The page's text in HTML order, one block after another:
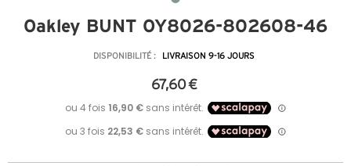
Oakley BUNT OY8026-802608-46
DISPONIBILITÉ : LIVRAISON 9-16 JOURS
67,60 €